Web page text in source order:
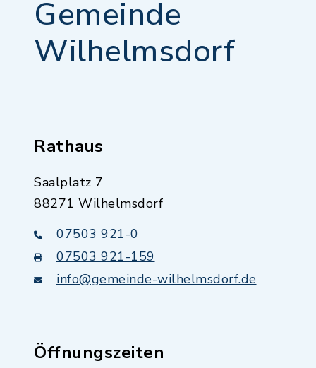
Gemeinde
Wilhelmsdorf
Rathaus
Saalplatz 7
88271 Wilhelmsdorf
07503 921-0
07503 921-159
info@gemeinde-wilhelmsdorf.de
Öffnungszeiten